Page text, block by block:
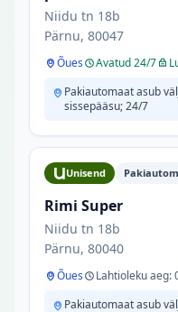
Niidu tn 18b
Pärnu, 80047
Õues Avatud 24/7
Pakiautomaat asub
sissepääsu; 24/7
Unisend
Rimi Super
Niidu tn 18b
Pärnu, 80040
Õues Lahtioleku aeg:
Pakiautomaat asub